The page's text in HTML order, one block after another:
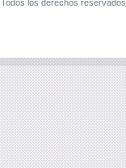
Todos los derechos reservados